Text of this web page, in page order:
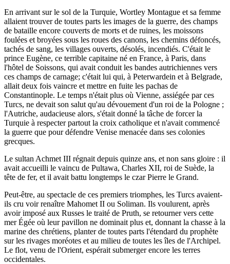
En arrivant sur le sol de la Turquie, Wortley Montague et sa femme
allaient trouver de toutes parts les images de la guerre, des champs
de bataille encore couverts de morts et de ruines, les moissons
foulées et broyées sous les roues des canons, les chemins défoncés,
tachés de sang, les villages ouverts, désolés, incendiés. C'était le
prince Eugène, ce terrible capitaine né en France, à Paris, dans
l'hôtel de Soissons, qui avait conduit les bandes autrichiennes vers
ces champs de carnage; c'était lui qui, à Peterwardein et à Belgrade,
allait deux fois vaincre et mettre en fuite les pachas de
Constantinople. Le temps n'était plus où Vienne, assiégée par ces
Turcs, ne devait son salut qu'au dévouement d'un roi de la Pologne ;
l'Autriche, audacieuse alors, s'était donné la tâche de forcer la
Turquie à respecter partout la croix catholique et n'avait commencé
la guerre que pour défendre Venise menacée dans ses colonies
grecques.
Le sultan Achmet III régnait depuis quinze ans, et non sans gloire : il
avait accueilli le vaincu de Pultawa, Charles XII, roi de Suède, la
tête de fer, et il avait battu longtemps le czar Pierre le Grand.
Peut-être, au spectacle de ces premiers triomphes, les Turcs avaient-
ils cru voir renaître Mahomet II ou Soliman. Ils voulurent, après
avoir imposé aux Russes le traité de Pruth, se retourner vers cette
mer Égée où leur pavillon ne dominait plus et, donnant la chasse à la
marine des chrétiens, planter de toutes parts l'étendard du prophète
sur les rivages moréotes et au milieu de toutes les îles de l'Archipel.
Le flot, venu de l'Orient, espérait submerger encore les terres
occidentales.